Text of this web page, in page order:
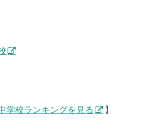
学校ランキングを見る 】